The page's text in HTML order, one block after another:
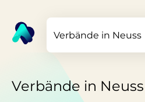
Verbände in Neuss